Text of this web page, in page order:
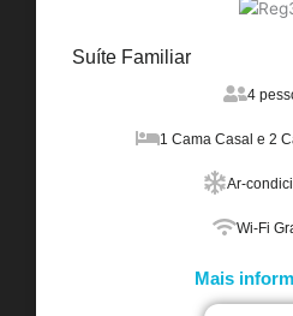
Suíte Familiar
4
1 Cama Casal e 2
Ar-
Wi-Fi
Mais